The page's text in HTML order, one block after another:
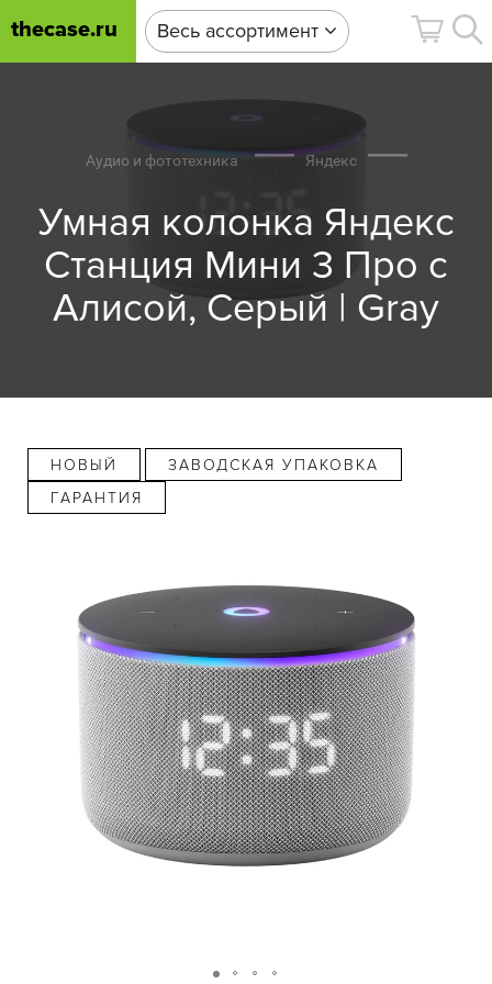
thecase.ru Весь ассортимент
Аудио и фототехника Яндекс
Умная колонка Яндекс
Станция Мини 3 Про с
Алисой, Cерый | Gray
НОВЫЙ
ЗАВОДСКАЯ УПАКОВКА
ГАРАНТИЯ